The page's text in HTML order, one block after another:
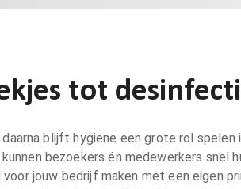
tot
blijft hygiëne een grote rol
bezoekers én medewerkers snel
jouw bedrijf maken met een eigen